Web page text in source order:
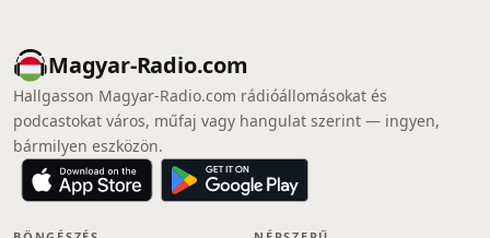
Magyar-Radio.com
Hallgasson Magyar-Radio.com rádióállomásokat és
podcastokat város, műfaj vagy hangulat szerint — ingyen,
bármilyen eszközön.